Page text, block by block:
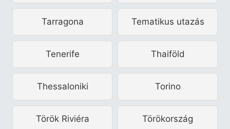
Tarragona Tematikus utazás
Tenerife Thaiföld
Thessaloniki Torino
Török Riviéra Törökország